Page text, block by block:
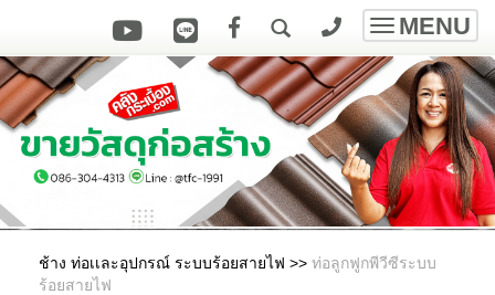
Toggle
MENU
ช้าง ท่อเเละอุปกรณ์ ระบบร้อยสายไฟ >> ท่อลูกฟูกพีวีซีระบบ
ร้อยสายไฟ